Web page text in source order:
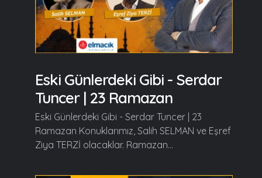
Eski Günlerdeki Gibi - Serdar
Tuncer | 23 Ramazan
Eski Günlerdeki Gibi - Serdar Tuncer | 23
Ramazan Konuklarımız, Salih SELMAN ve Eşref
Ziya TERZİ olacaklar. Ramazan...